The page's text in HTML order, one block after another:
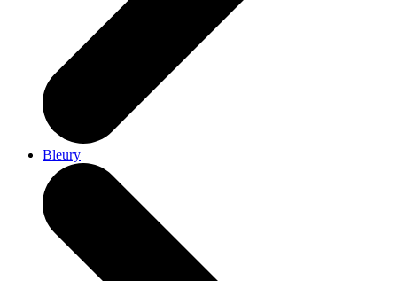
Bleury